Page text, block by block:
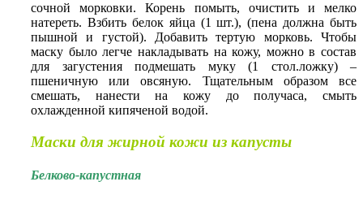
сочной морковки. Корень помыть, очистить и мелко
натереть. Взбить белок яйца (1 шт.), (пена должна быть
пышной и густой). Добавить тертую морковь. Чтобы
маску было легче накладывать на кожу, можно в состав
для загустения подмешать муку (1 стол.ложку) –
пшеничную или овсяную. Тщательным образом все
смешать, нанести на кожу до получаса, смыть
охлажденной кипяченой водой.
Маски для жирной кожи из капусты
Белково-капустная